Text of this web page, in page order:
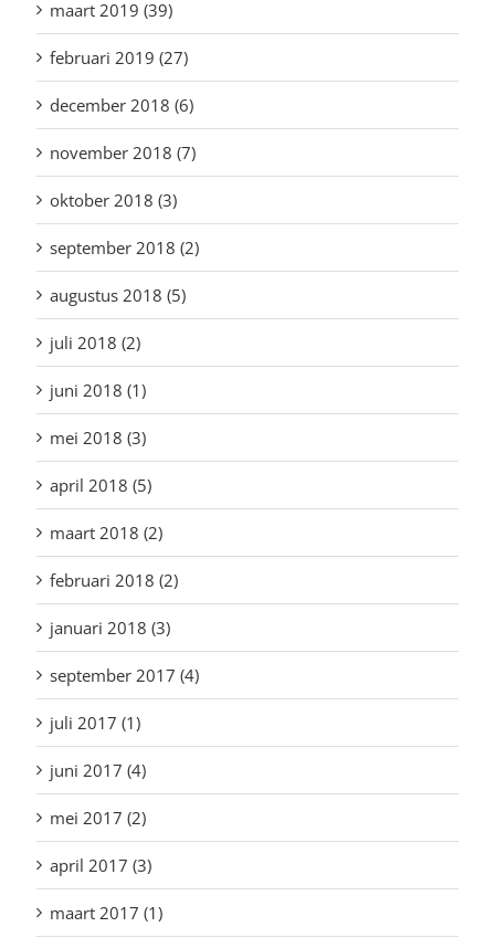
maart 2019 (39)
februari 2019 (27)
december 2018 (6)
november 2018 (7)
oktober 2018 (3)
september 2018 (2)
augustus 2018 (5)
juli 2018 (2)
juni 2018 (1)
mei 2018 (3)
april 2018 (5)
maart 2018 (2)
februari 2018 (2)
januari 2018 (3)
september 2017 (4)
juli 2017 (1)
juni 2017 (4)
mei 2017 (2)
april 2017 (3)
maart 2017 (1)